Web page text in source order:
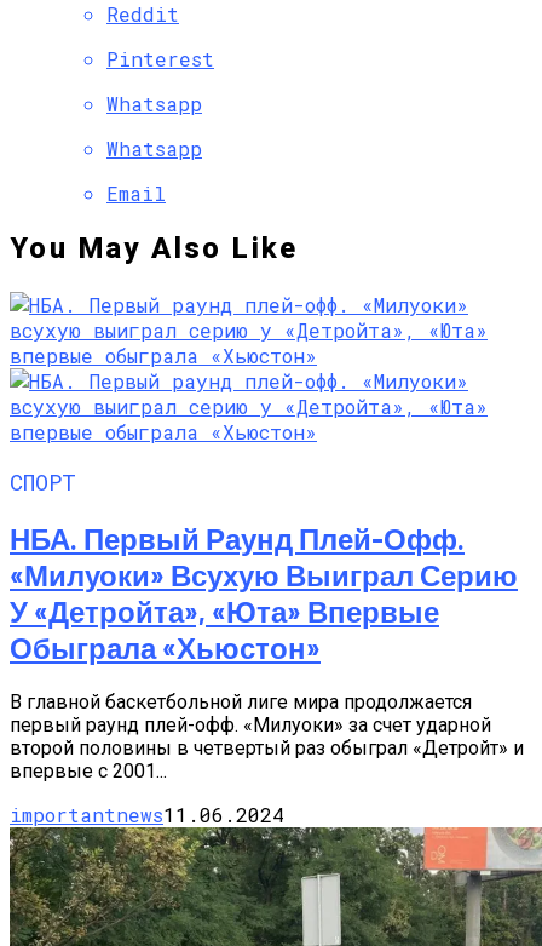
Reddit
Pinterest
Whatsapp
Whatsapp
Email
You May Also Like
СПОРТ
НБА. Первый Раунд Плей-Офф.
«Милуоки» Всухую Выиграл Серию
У «Детройта», «Юта» Впервые
Обыграла «Хьюстон»
В главной баскетбольной лиге мира продолжается
первый раунд плей-офф. «Милуоки» за счет ударной
второй половины в четвертый раз обыграл «Детройт» и
впервые с 2001...
importantnews11.06.2024